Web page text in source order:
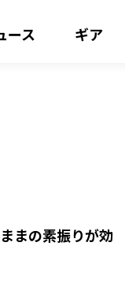
ース ギア
まの素振りが効